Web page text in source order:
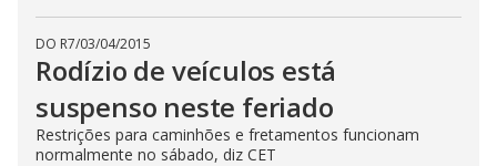
DO R7/03/04/2015
Rodízio de veículos está
suspenso neste feriado
Restrições para caminhões e fretamentos funcionam
normalmente no sábado, diz CET